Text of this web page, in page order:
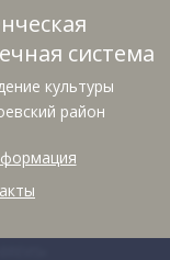
система
культуры
район